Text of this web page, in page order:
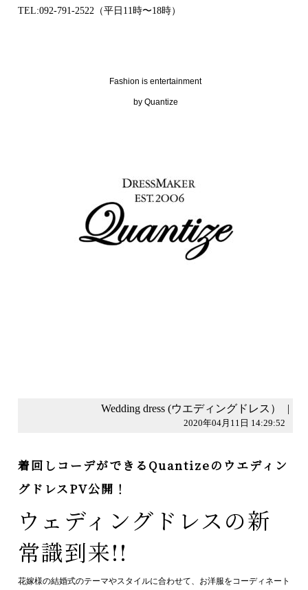
TEL:092-791-2522（平日11時〜18時）
Fashion is entertainment
by Quantize
Wedding dress (ウエディングドレス） |
2020年04月11日 14:29:52
着回しコーデができるQuantizeのウエディン
グドレスPV公開！
ウェディングドレスの新
常識到来!!
花嫁様の結婚式のテーマやスタイルに合わせて、お洋服をコーディネート